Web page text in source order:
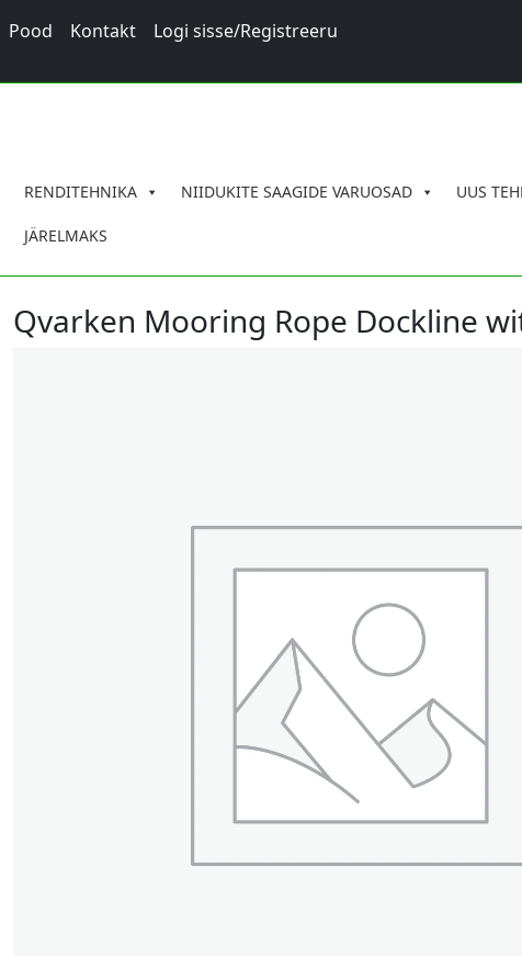
Pood Kontakt
Logi sisse/Registreeru
RENDITEHNIKA NIIDUKITE SAAGIDE VARUOSAD UUS
JÄRELMAKS
Qvarken Mooring Rope Dockline